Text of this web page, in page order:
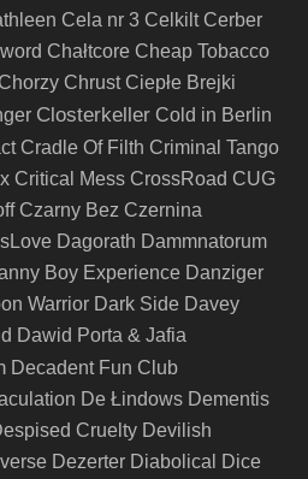
Cela nr 3 Celkilt Cerber
Chałtcore Cheap Tobacco
Chorzy Chrust Ciepłe Brejki
Closterkeller Cold in Berlin
Cradle Of Filth Criminal Tango
Critical Mess CrossRoad CUG
Czarny Bez Czernina
Dagorath Dammnatorum
Boy Experience Danziger
Warrior Dark Side Davey
Dawid Porta & Jafia
Decadent Fun Club
De Łindows Dementis
Cruelty Devilish
Dezerter Diabolical
Dice